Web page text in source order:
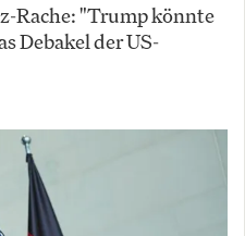
Rache: "Trump könnte
Debakel der US-